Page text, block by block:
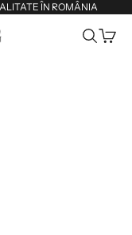
ÎN ROMÂNIA
Deschide